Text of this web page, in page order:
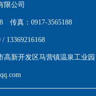
限公司
传真：0917-3565188
13369216168
高新开发区马营镇温泉工业园